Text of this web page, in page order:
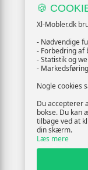
🍪
Xl-Mobler.dk
- Nødvendige
- Forbedring af
- Statistik og
- Markedsføring
Nogle cookies
Du accepterer
bokse. Du kan
tilbage ved at
din skærm.
Læs mere